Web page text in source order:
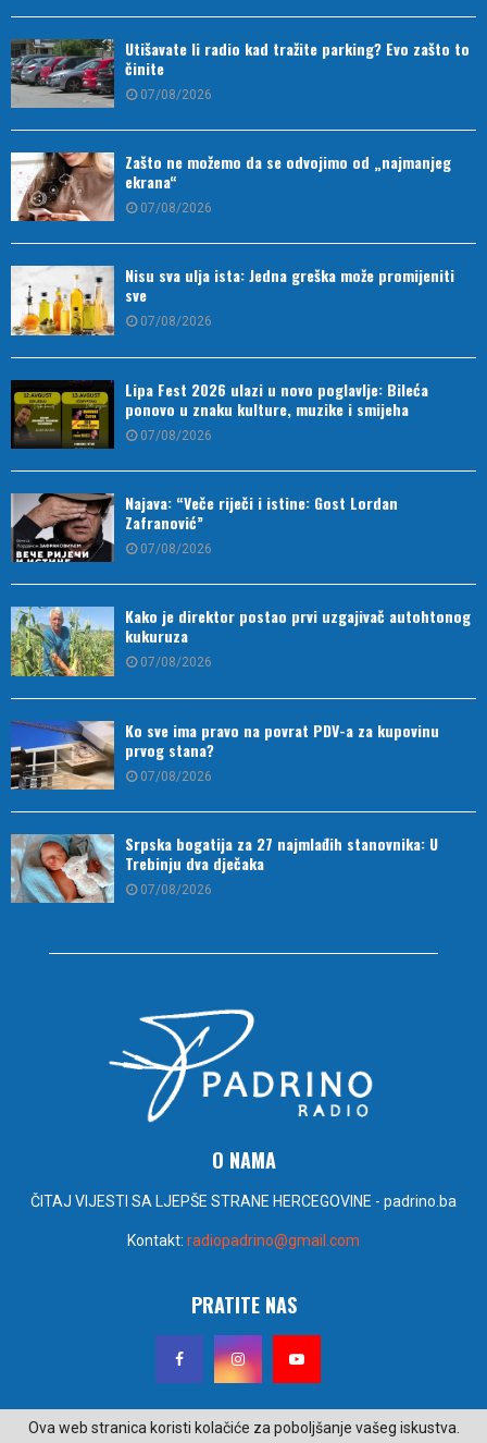
Utišavate li radio kad tražite parking? Evo zašto to
činite
07/08/2026
Zašto ne možemo da se odvojimo od „najmanjeg
ekrana“
07/08/2026
Nisu sva ulja ista: Jedna greška može promijeniti
sve
07/08/2026
Lipa Fest 2026 ulazi u novo poglavlje: Bileća
ponovo u znaku kulture, muzike i smijeha
07/08/2026
Najava: “Veče riječi i istine: Gost Lordan
Zafranović”
07/08/2026
Kako je direktor postao prvi uzgajivač autohtonog
kukuruza
07/08/2026
Ko sve ima pravo na povrat PDV-a za kupovinu
prvog stana?
07/08/2026
Srpska bogatija za 27 najmlađih stanovnika: U
Trebinju dva dječaka
07/08/2026
O NAMA
ČITAJ VIJESTI SA LJEPŠE STRANE HERCEGOVINE - padrino.ba
Kontakt: radiopadrino@gmail.com
PRATITE NAS
Ova web stranica koristi kolačiće za poboljšanje vašeg iskustva.